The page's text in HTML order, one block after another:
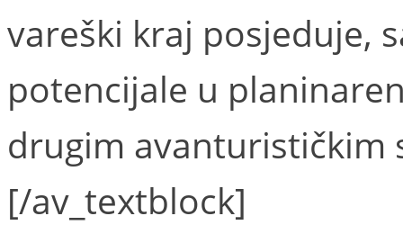
vareški kraj posjeduje,
potencijale u
drugim avanturističkim
[/av_textblock]